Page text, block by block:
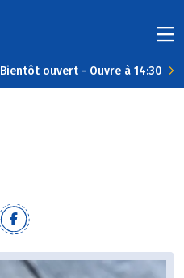
Bientôt ouvert - Ouvre à 14:30